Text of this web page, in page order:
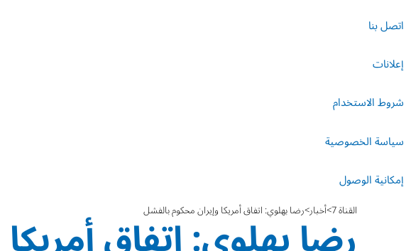
اتصل بنا
إعلانات
شروط الاستخدام
سياسة الخصوصية
إمكانية الوصول
القناة 7 أخبار رضا بهلوي: اتفاق أمريكا وإيران محكوم بالفشل